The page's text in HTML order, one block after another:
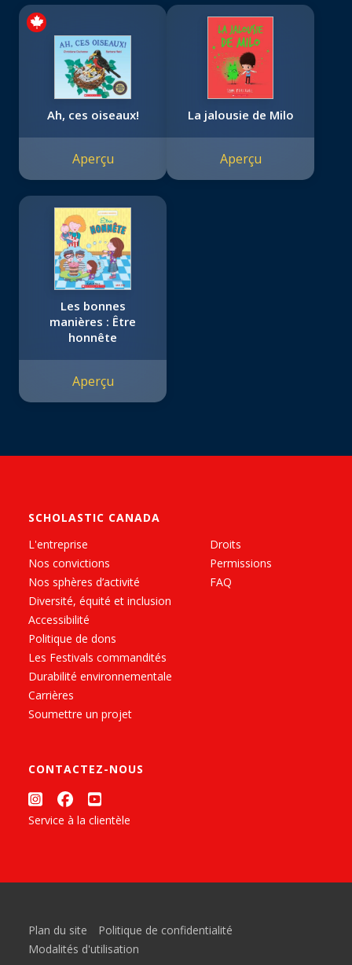
Ah, ces oiseaux!
Aperçu
La jalousie de Milo
Aperçu
Les bonnes
manières : Être
honnête
Aperçu
SCHOLASTIC CANADA
L'entreprise
Nos convictions
Nos sphères d’activité
Diversité, équité et inclusion
Accessibilité
Politique de dons
Les Festivals commandités
Durabilité environnementale
Carrières
Soumettre un projet
Droits
Permissions
FAQ
CONTACTEZ-NOUS
Service à la clientèle
Plan du site
Politique de confidentialité
Modalités d'utilisation